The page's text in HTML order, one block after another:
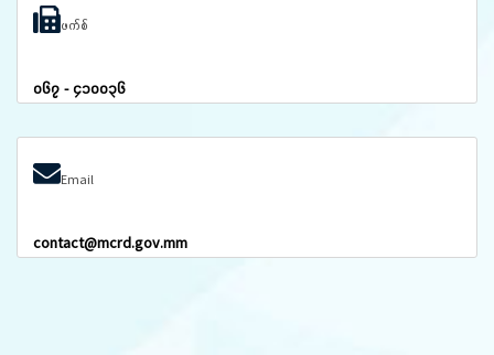
ဖက်စ်
၀၆၇ - ၄၁၀၀၃၆
Email
contact@mcrd.gov.mm